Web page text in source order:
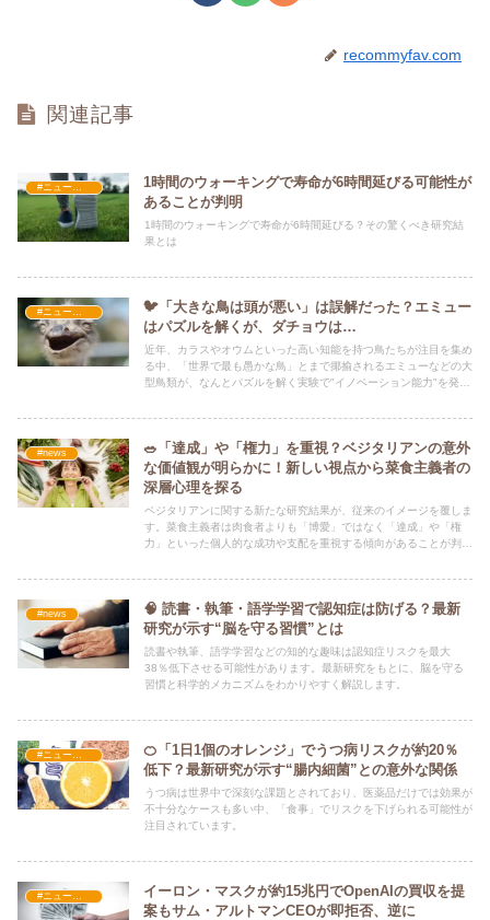
recommyfav.com
関連記事
#ニュース・社会・コラム
1時間のウォーキングで寿命が6時間延びる可能性が
あることが判明
1時間のウォーキングで寿命が6時間延びる？その驚くべき研究結
果とは
#ニュース・社会・コラム
🐦「大きな鳥は頭が悪い」は誤解だった？エミュー
はパズルを解くが、ダチョウは…
近年、カラスやオウムといった高い知能を持つ鳥たちが注目を集め
る中、「世界で最も愚かな鳥」とまで揶揄されるエミューなどの大
型鳥類が、なんとパズルを解く実験で"イノベーション能力"を発揮
#news
🥗「達成」や「権力」を重視？ベジタリアンの意外
な価値観が明らかに！新しい視点から菜食主義者の
深層心理を探る
ベジタリアンに関する新たな研究結果が、従来のイメージを覆しま
す。菜食主義者は肉食者よりも「博愛」ではなく「達成」や「権
力」といった個人的な成功や支配を重視する傾向があることが判
#news
🧠 読書・執筆・語学学習で認知症は防げる？最新
研究が示す“脳を守る習慣”とは
読書や執筆、語学学習などの知的な趣味は認知症リスクを最大
38％低下させる可能性があります。最新研究をもとに、脳を守る
習慣と科学的メカニズムをわかりやすく解説します。
🍊「1日1個のオレンジ」でうつ病リスクが約20％
低下？最新研究が示す“腸内細菌”との意外な関係
うつ病は世界中で深刻な課題とされており、医薬品だけでは効果が
不十分なケースも多い中、「食事」でリスクを下げられる可能性が
注目されています。
イーロン・マスクが約15兆円でOpenAIの買収を提
案もサム・アルトマンCEOが即拒否、逆に